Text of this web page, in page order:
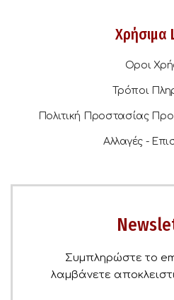
Χρήσιμα
Οροι
Τρόποι
Πολιτική Προστασίας
Αλλαγές -
Συμπληρώστε το
λαμβάνετε